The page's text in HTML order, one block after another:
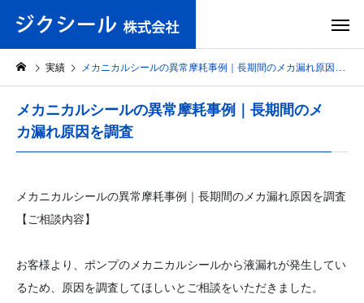
実績 メカニカルシールの異常摩耗事例｜長期間のメカ漏れ原因を調査
メカニカルシールの異常摩耗事例｜長期間のメ
カ漏れ原因を調査
メカニカルシールの異常摩耗事例｜長期間のメカ漏れ原因を調査
【ご相談内容】
お客様より、ポンプのメカニカルシールから液漏れが発生してい
るため、原因を調査してほしいとご相談をいただきました。